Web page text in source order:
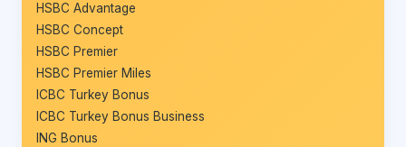
HSBC Advantage
HSBC Concept
HSBC Premier
HSBC Premier Miles
ICBC Turkey Bonus
ICBC Turkey Bonus Business
ING Bonus